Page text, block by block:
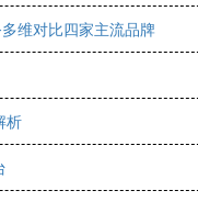
维对比四家主流品牌
析